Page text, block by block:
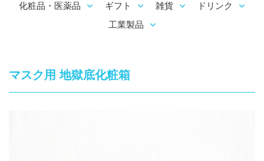
箱の形状
化粧品・医薬品
ギフト 雑貨
ドリンク
工業製品
マスク用 地獄底化粧箱